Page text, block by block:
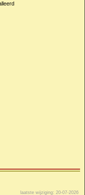
laatste wijziging: 20-07-2026